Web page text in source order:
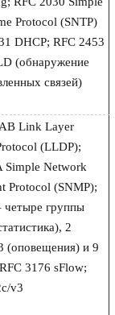
Protocol (SNTP)
DHCP; RFC 2453
(обнаружение
связей)
Link Layer
(LLDP);
Simple Network
Protocol (SNMP);
четыре группы
2
(оповещения) и 9
3176 sFlow;
v3